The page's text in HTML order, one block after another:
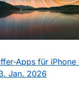
Apps für
Jan. 2026